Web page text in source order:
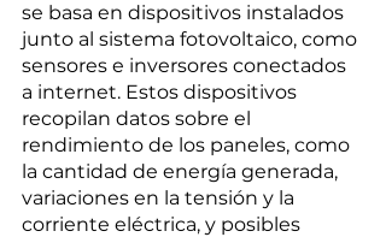
se basa en dispositivos instalados
junto al sistema fotovoltaico, como
sensores e inversores conectados
a internet. Estos dispositivos
recopilan datos sobre el
rendimiento de los paneles, como
la cantidad de energía generada,
variaciones en la tensión y la
corriente eléctrica, y posibles